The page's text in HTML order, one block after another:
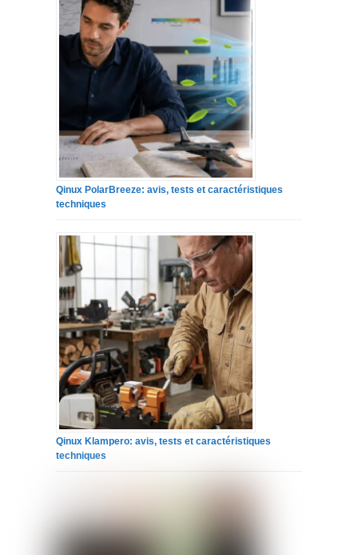
Qinux PolarBreeze: avis, tests et caractéristiques
techniques
Qinux Klampero: avis, tests et caractéristiques
techniques